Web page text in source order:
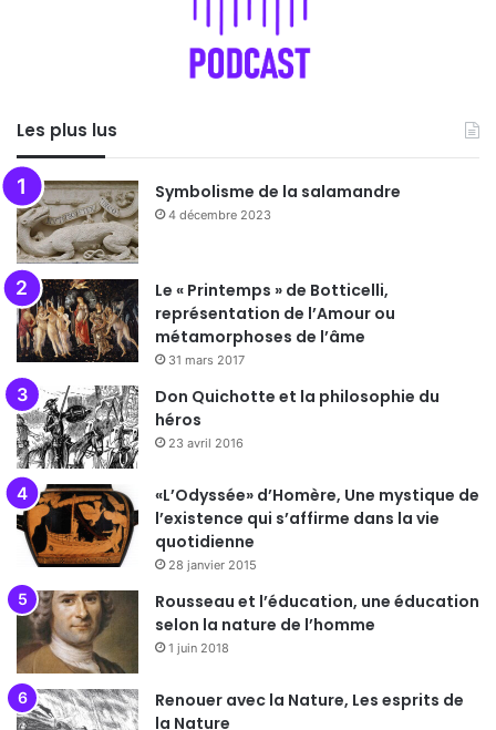
Les plus lus
Symbolisme de la salamandre
4 décembre 2023
Le « Printemps » de Botticelli,
représentation de l’Amour ou
métamorphoses de l’âme
31 mars 2017
Don Quichotte et la philosophie du
héros
23 avril 2016
«L’Odyssée» d’Homère, Une mystique de
l’existence qui s’affirme dans la vie
quotidienne
28 janvier 2015
Rousseau et l’éducation, une éducation
selon la nature de l’homme
1 juin 2018
Renouer avec la Nature, Les esprits de
la Nature